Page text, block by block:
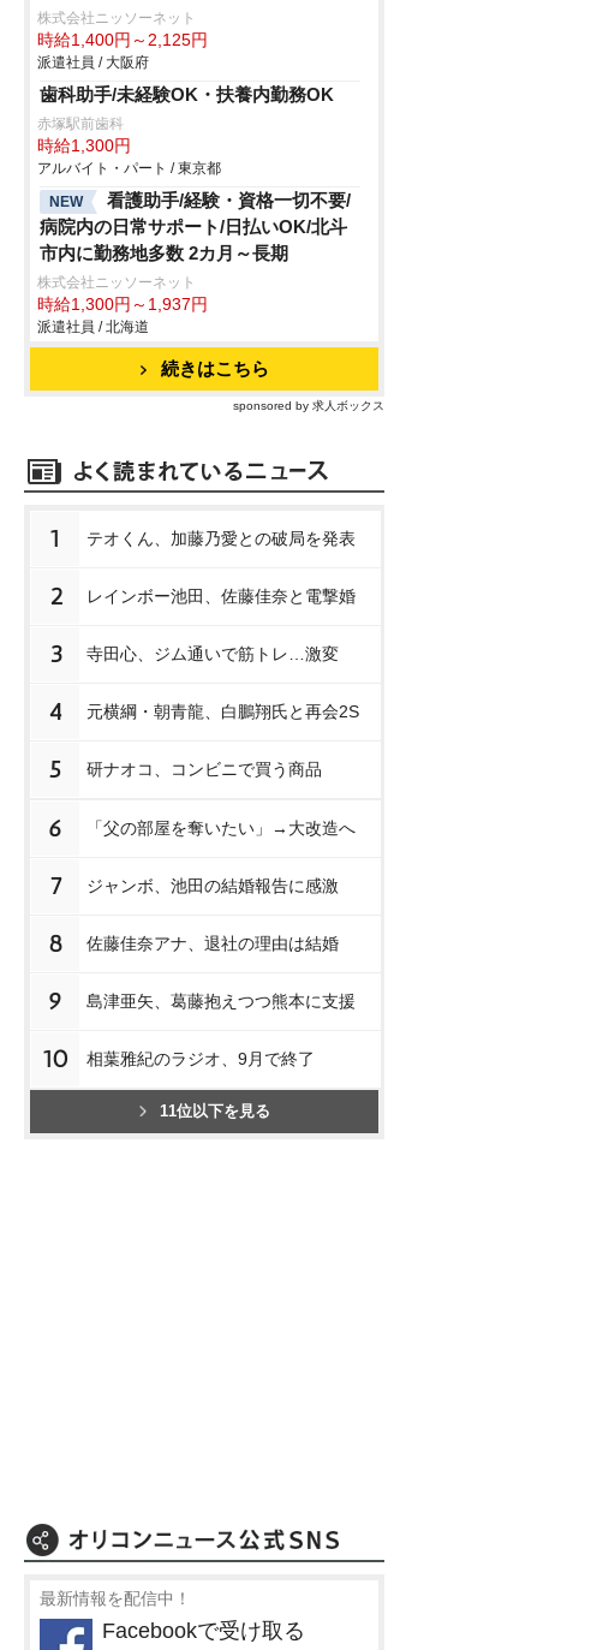
株式会社ニッソーネット
時給1,400円～2,125円
派遣社員 / 大阪府
歯科助手/未経験OK・扶養内勤務OK
赤塚駅前歯科
時給1,300円
アルバイト・パート / 東京都
NEW
看護助手/経験・資格一切不要/
病院内の日常サポート/日払いOK/北斗
市内に勤務地多数 2カ月～長期
株式会社ニッソーネット
時給1,300円～1,937円
派遣社員 / 北海道
続きはこちら
sponsored by 求人ボックス
1 テオくん、加藤乃愛との破局を発表
2 レインボー池田、佐藤佳奈と電撃婚
3 寺田心、ジム通いで筋トレ…激変
4 元横綱・朝青龍、白鵬翔氏と再会2S
5 研ナオコ、コンビニで買う商品
6 「父の部屋を奪いたい」→大改造へ
7 ジャンボ、池田の結婚報告に感激
8 佐藤佳奈アナ、退社の理由は結婚
9 島津亜矢、葛藤抱えつつ熊本に支援
10 相葉雅紀のラジオ、9月で終了
11位以下を見る
最新情報を配信中！
Facebookで受け取る